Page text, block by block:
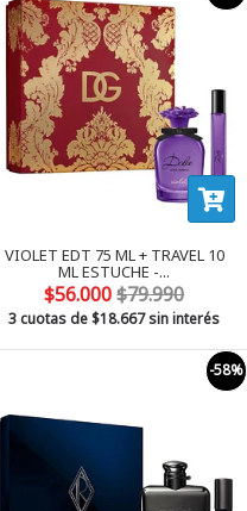
VIOLET EDT 75 ML + TRAVEL 10
ML ESTUCHE -...
$56.000$79.990
3 cuotas de$18.667sin interés
-58%